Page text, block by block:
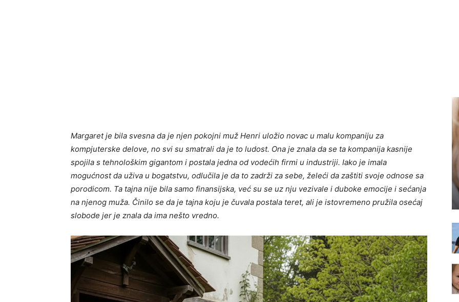
Margaret je bila svesna da je njen pokojni muž Henri uložio novac u malu kompaniju za
kompjuterske delove, no svi su smatrali da je to ludost. Ona je znala da se ta kompanija kasnije
spojila s tehnološkim gigantom i postala jedna od vodećih firmi u industriji. Iako je imala
mogućnost da uživa u bogatstvu, odlučila je da to zadrži za sebe, želeći da zaštiti svoje odnose sa
porodicom. Ta tajna nije bila samo finansijska, već su se uz nju vezivale i duboke emocije i sećanja
na njenog muža. Činilo se da je tajna koju je čuvala postala teret, ali je istovremeno pružila osećaj
slobode jer je znala da ima nešto vredno.